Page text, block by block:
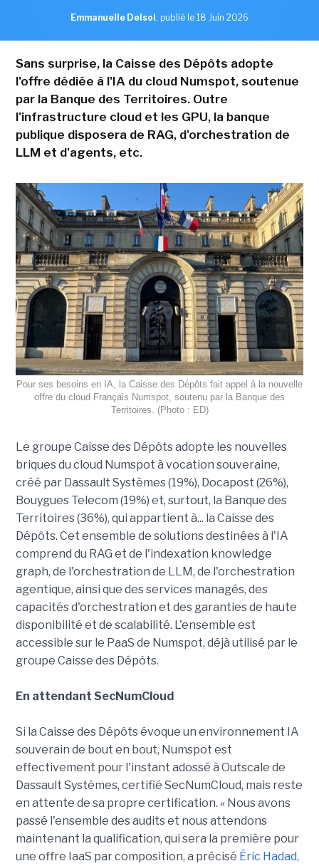
Emmanuelle Delsol , publié le 18 Juin 2026
Sans surprise, la Caisse des Dépôts adopte
l'offre dédiée à l'IA du cloud Numspot, soutenue
par la Banque des Territoires. Outre
l'infrastructure cloud et les GPU, la banque
publique disposera de RAG, d'orchestration de
LLM et d'agents, etc.
Pour ses besoins en IA, la Caisse des Dépôts fait appel à la nouvelle
offre du cloud Français Numspot, soutenu par la Banque des
Territoires. (Photo : ED)
Le groupe Caisse des Dépôts adopte les nouvelles
briques du cloud Numspot à vocation souveraine,
créé par Dassault Systèmes (19%), Docapost (26%),
Bouygues Telecom (19%) et, surtout, la Banque des
Territoires (36%), qui appartient à... la Caisse des
Dépôts. Cet ensemble de solutions destinées à l'IA
comprend du RAG et de l'indexation knowledge
graph, de l'orchestration de LLM, de l'orchestration
agentique, ainsi que des services managés, des
capacités d'orchestration et des garanties de haute
disponibilité et de scalabilité. L'ensemble est
accessible sur le PaaS de Numspot, déjà utilisé par le
groupe Caisse des Dépôts.
En attendant SecNumCloud
Si la Caisse des Dépôts évoque un environnement IA
souverain de bout en bout, Numspot est
effectivement pour l'instant adossé à Outscale de
Dassault Systèmes, certifié SecNumCloud, mais reste
en attente de sa propre certification. « Nous avons
passé l'ensemble des audits et nous attendons
maintenant la qualification, qui sera la première pour
une offre IaaS par composition, a précisé Éric Hadad,